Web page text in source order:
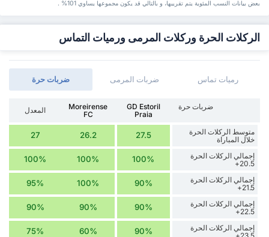
بعض بيانات ‏النسب المئوية يتم تقريبها، و بالتالي قد ‏يكون مجموعها يساوي 101% .
الركلات الحرة وركلات المرمى ورميات التماس
‏ضربات حرة ضربات المرمى رميات تماس
‏ضربات حرة
GD Estoril
Praia
Moreirense
FC
المعدل
متوسط الركلات الحرة
خلال المباراة
27.5
26.2
27
إجمالي الركلات الحرة
20.5+
100%
100%
100%
إجمالي الركلات الحرة
21.5+
90%
100%
95%
إجمالي الركلات الحرة
22.5+
90%
90%
90%
إجمالي الركلات الحرة
90%
60%
75%